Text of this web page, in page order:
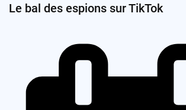
Le bal des espions sur TikTok